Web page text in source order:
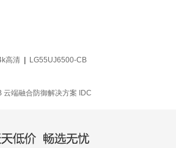
高清
LG55UJ6500-CB
云端融合防御解决方案
IDC
价，畅选无忧